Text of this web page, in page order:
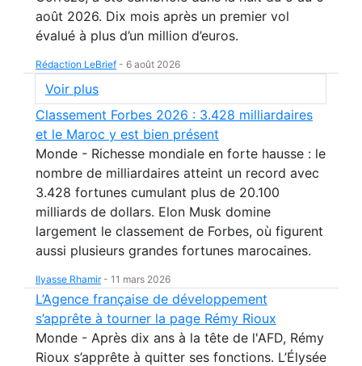
août 2026. Dix mois après un premier vol
évalué à plus d’un million d’euros.
Rédaction LeBrief - 6 août 2026
Voir plus
Classement Forbes 2026 : 3.428 milliardaires
et le Maroc y est bien présent
Monde - Richesse mondiale en forte hausse : le
nombre de milliardaires atteint un record avec
3.428 fortunes cumulant plus de 20.100
milliards de dollars. Elon Musk domine
largement le classement de Forbes, où figurent
aussi plusieurs grandes fortunes marocaines.
Ilyasse Rhamir- 11 mars 2026
L’Agence française de développement
s’apprête à tourner la page Rémy Rioux
Monde - Après dix ans à la tête de l'AFD, Rémy
Rioux s’apprête à quitter ses fonctions. L’Élysée